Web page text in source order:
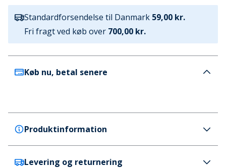
Standardforsendelse til Danmark 59,00 kr.
Fri fragt ved køb over 700,00 kr.
Køb nu, betal senere
Produktinformation
Under Armour
Levering og returnering